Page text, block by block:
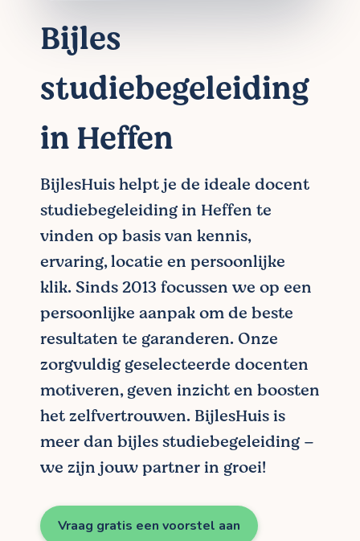
Bijles
studiebegeleiding
in Heffen
BijlesHuis helpt je de ideale docent
studiebegeleiding in Heffen te
vinden op basis van kennis,
ervaring, locatie en persoonlijke
klik. Sinds 2013 focussen we op een
persoonlijke aanpak om de beste
resultaten te garanderen. Onze
zorgvuldig geselecteerde docenten
motiveren, geven inzicht en boosten
het zelfvertrouwen. BijlesHuis is
meer dan bijles studiebegeleiding –
we zijn jouw partner in groei!
Vraag gratis een voorstel aan